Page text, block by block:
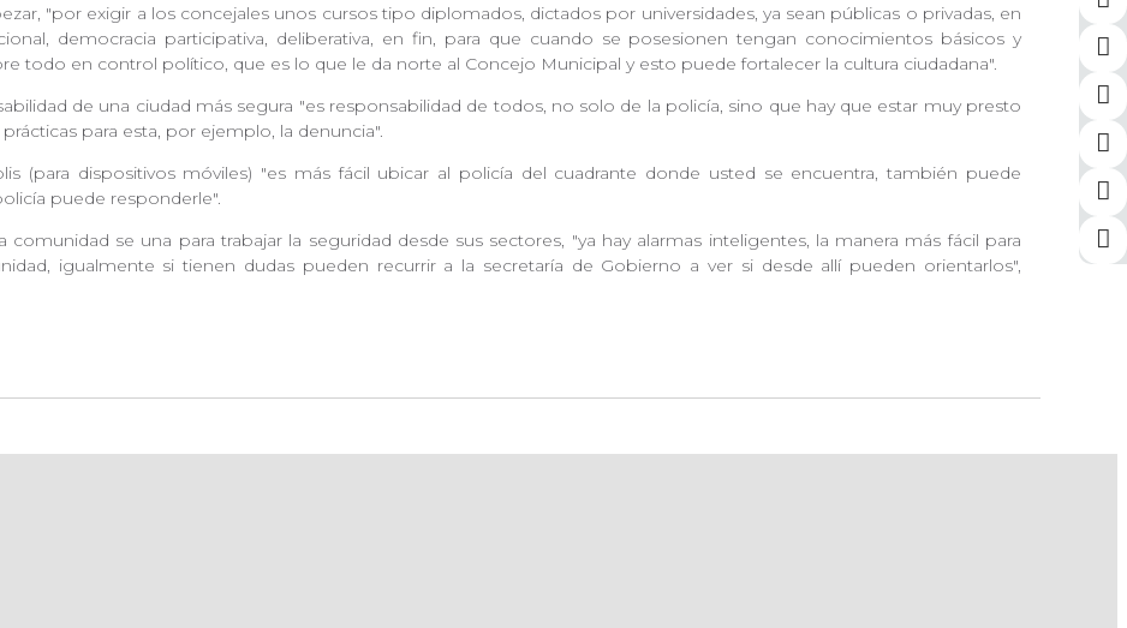
"por exigir a los concejales unos cursos tipo diplomados, dictados por universidades, ya sean públicas o privadas, en
democracia participativa, deliberativa, en fin, para que cuando se posesionen tengan conocimientos básicos y
todo en control político, que es lo que le da norte al Concejo Municipal y esto puede fortalecer la cultura ciudadana".
de una ciudad más segura "es responsabilidad de todos, no solo de la policía, sino que hay que estar muy presto
para esta, por ejemplo, la denuncia".
(para dispositivos móviles) "es más fácil ubicar al policía del cuadrante donde usted se encuentra, también puede
puede responderle".
se una para trabajar la seguridad desde sus sectores, "ya hay alarmas inteligentes, la manera más fácil para
igualmente si tienen dudas pueden recurrir a la secretaría de Gobierno a ver si desde allí pueden orientarlos",